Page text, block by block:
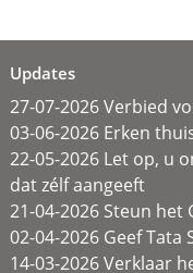
Updates
27-07-2026 Verbied
03-06-2026 Erken
22-05-2026 Let op, u
dat zélf aangeeft
21-04-2026 Steun het
02-04-2026 Geef
14-03-2026 Verklaar